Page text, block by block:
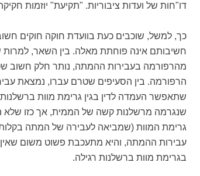
דו"חות של ועדות ציבוריות. "תקיעת" יוזמות
כך, למשל, שוכבים כעת בוועדת חוקה חוקים
חשיבותם אינה פוחתת מאלה. בין השאר,
מהרפורמה בעבירות ההמתה, נותר חלק חשוב
הרפורמה. בין הסעיפים שטרם עברו, נמצאת
שתאפשר העמדה לדין בגין גרימת מוות
שנגרמה מרשלנות קשה של הממית, אך כזו שלא
גרימת המוות (שמביאה לעבירה של המתה
עבירות ההמתה, והיא מתעכבת פשוט משום שאין
בגרימת מוות ברשלנות רגילה.